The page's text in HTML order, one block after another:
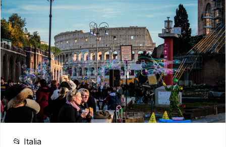
📂 Italia